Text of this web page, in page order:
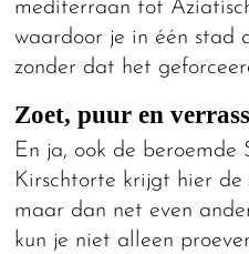
mediterraan tot
waardoor je in één stad
zonder dat het
Zoet, puur en
En ja, ook de beroemde
Kirschtorte krijgt hier
maar dan net even
kun je niet alleen